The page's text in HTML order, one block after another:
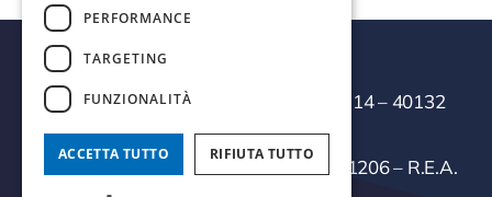
Termal Servizi Srl
– Via della Salute, 14 – 40132
Bologna
Cod.Fisc./P.IVA/Reg.Imprese 03271301206 – R.E.A.
PERFORMANCE
TARGETING
FUNZIONALITÀ
ACCETTA TUTTO RIFIUTA TUTTO